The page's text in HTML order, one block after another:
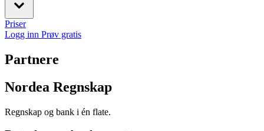
Priser
Logg inn Prøv gratis
Partnere
Nordea Regnskap
Regnskap og bank i én flate.